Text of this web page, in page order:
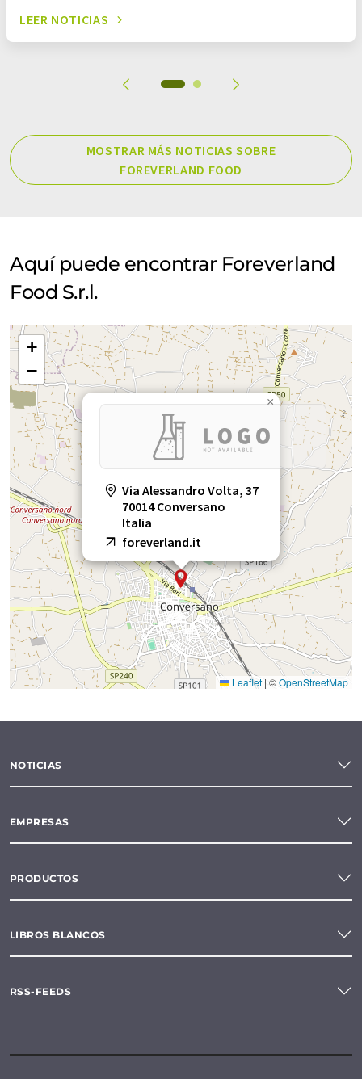
LEER NOTICIAS
MOSTRAR MÁS NOTICIAS SOBRE
FOREVERLAND FOOD
Aquí puede encontrar Foreverland
Food S.r.l.
Via Alessandro Volta, 37
70014 Conversano
Italia
foreverland.it
×
+
−
Leaflet | ©OpenStreetMap
NOTICIAS
EMPRESAS
PRODUCTOS
LIBROS BLANCOS
RSS-FEEDS